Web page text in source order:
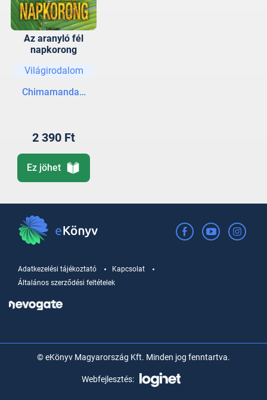
Az aranyló fél
napkorong
Világirodalom
Chimamanda Ngozi Adichie
2 390 Ft
Ez jöhet
Adatkezelési tájékoztató
Kapcsolat
Általános szerződési feltételek
© eKönyv Magyarország Kft. Minden jog fenntartva.
Webfejlesztés: